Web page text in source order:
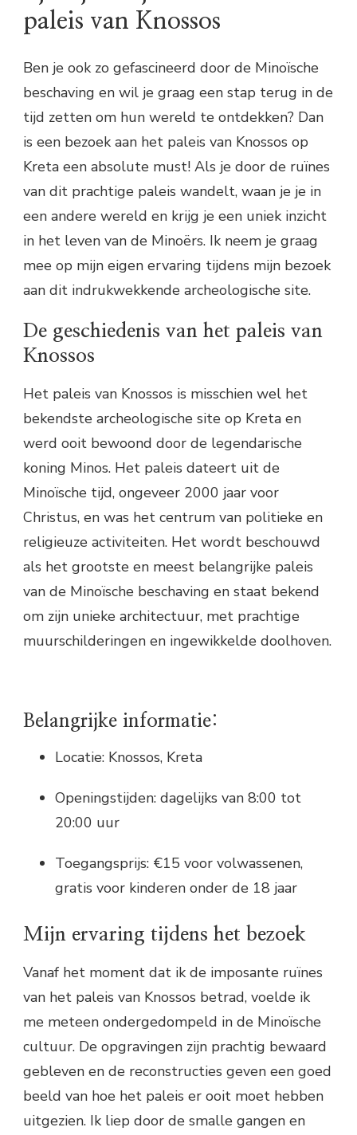
paleis van Knossos
Ben je ook zo gefascineerd door de Minoïsche
beschaving en wil je graag een stap terug in de
tijd zetten om hun wereld te ontdekken? Dan
is een bezoek aan het paleis van Knossos op
Kreta een absolute must! Als je door de ruïnes
van dit prachtige paleis wandelt, waan je je in
een andere wereld en krijg je een uniek inzicht
in het leven van de Minoërs. Ik neem je graag
mee op mijn eigen ervaring tijdens mijn bezoek
aan dit indrukwekkende archeologische site.
De geschiedenis van het paleis van
Knossos
Het paleis van Knossos is misschien wel het
bekendste archeologische site op Kreta en
werd ooit bewoond door de legendarische
koning Minos. Het paleis dateert uit de
Minoïsche tijd, ongeveer 2000 jaar voor
Christus, en was het centrum van politieke en
religieuze activiteiten. Het wordt beschouwd
als het grootste en meest belangrijke paleis
van de Minoïsche beschaving en staat bekend
om zijn unieke architectuur, met prachtige
muurschilderingen en ingewikkelde doolhoven.
Belangrijke informatie:
Locatie: Knossos, Kreta
Openingstijden: dagelijks van 8:00 tot
20:00 uur
Toegangsprijs: €15 voor volwassenen,
gratis voor kinderen onder de 18 jaar
Mijn ervaring tijdens het bezoek
Vanaf het moment dat ik de imposante ruïnes
van het paleis van Knossos betrad, voelde ik
me meteen ondergedompeld in de Minoïsche
cultuur. De opgravingen zijn prachtig bewaard
gebleven en de reconstructies geven een goed
beeld van hoe het paleis er ooit moet hebben
uitgezien. Ik liep door de smalle gangen en